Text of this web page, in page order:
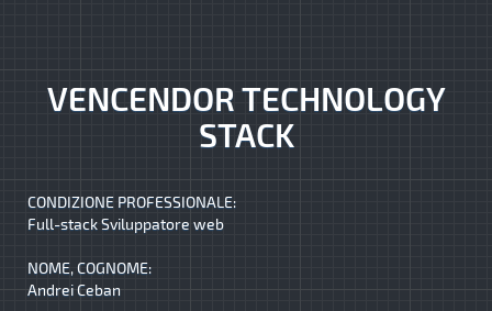
VENCENDOR TECHNOLOGY
STACK
CONDIZIONE PROFESSIONALE:
Full-stack Sviluppatore web
NOME, COGNOME:
Andrei Ceban